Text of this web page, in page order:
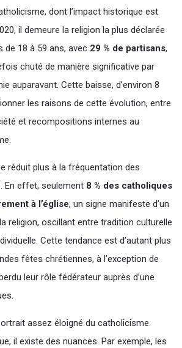
dont l’impact historique est
il demeure la religion la plus déclarée
de 18 à 59 ans, avec 29 % de partisans,
chuté de manière significative par
auparavant. Cette baisse, d’environ 8
les raisons de cette évolution, entre
et recompositions internes au
réduit plus à la fréquentation des
En effet, seulement 8 % des catholiques
à l’église, un signe manifeste d’un
religion, oscillant entre tradition culturelle
Cette tendance est d’autant plus
fêtes chrétiennes, à l’exception de
leur rôle fédérateur auprès d’une
assez éloigné du catholicisme
il existe des nuances. Par exemple, les